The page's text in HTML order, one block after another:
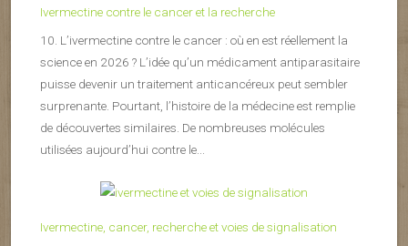
Ivermectine contre le cancer et la recherche
10. L’ivermectine contre le cancer : où en est réellement la
science en 2026 ? L’idée qu’un médicament antiparasitaire
puisse devenir un traitement anticancéreux peut sembler
surprenante. Pourtant, l’histoire de la médecine est remplie
de découvertes similaires. De nombreuses molécules
utilisées aujourd’hui contre le...
Ivermectine, cancer, recherche et voies de signalisation